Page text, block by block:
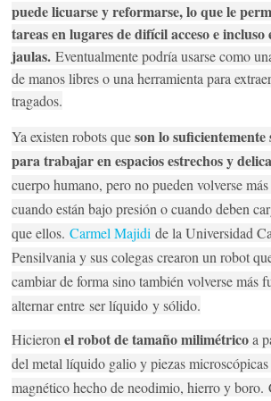
puede licuarse y reformarse, lo que le
tareas en lugares de difícil acceso e incluso
jaulas.Eventualmente podría usarse como
de manos libres o una herramienta para
tragados.
Ya existen robots queson lo suficientemente
para trabajar en espacios estrechos y
cuerpo humano, pero no pueden volverse
cuando están bajo presión o cuando deben
que ellos.Carmel Majidi de la Universidad
Pensilvania y sus colegas crearon un robot
cambiar de forma sino también volverse más
alternar entreser líquido y sólido.
Hicieronel robot de tamaño milimétricoa
del metal líquido galio y piezas
magnético hecho de neodimio, hierro y boro.